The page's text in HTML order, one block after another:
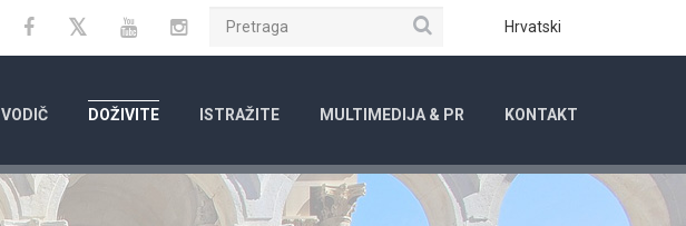
FacebookTwitterYouTubeInstagram Hrvatski
Pretraga
VODIČ DOŽIVITE ISTRAŽITE MULTIMEDIJA & PR KONTAKT